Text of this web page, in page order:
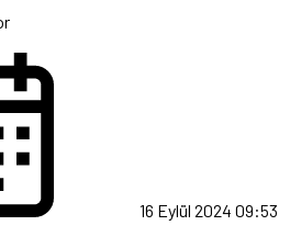
16 Eylül 2024 09:53